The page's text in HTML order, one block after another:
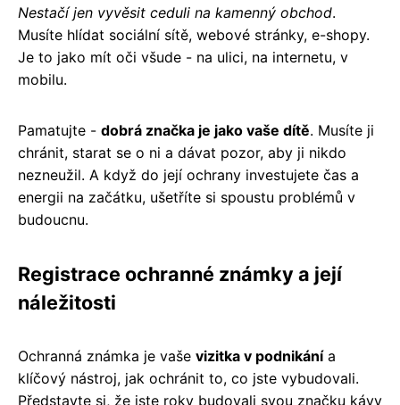
Nestačí jen vyvěsit ceduli na kamenný obchod.
Musíte hlídat sociální sítě, webové stránky, e-shopy.
Je to jako mít oči všude - na ulici, na internetu, v
mobilu.
Pamatujte - dobrá značka je jako vaše dítě. Musíte ji
chránit, starat se o ni a dávat pozor, aby ji nikdo
nezneužil. A když do její ochrany investujete čas a
energii na začátku, ušetříte si spoustu problémů v
budoucnu.
Registrace ochranné známky a její
náležitosti
Ochranná známka je vaše vizitka v podnikánía
klíčový nástroj, jak ochránit to, co jste vybudovali.
Představte si, že jste roky budovali svou značku kávy